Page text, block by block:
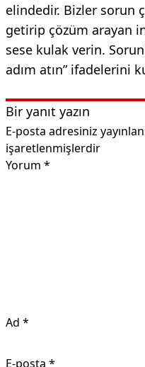
elindedir. Bizler sorun
getirip çözüm arayan
sese kulak verin.
adım atın” ifadelerini
Bir yanıt yazın
E-posta adresiniz
işaretlenmişlerdir
Yorum *
Ad *
E-posta *